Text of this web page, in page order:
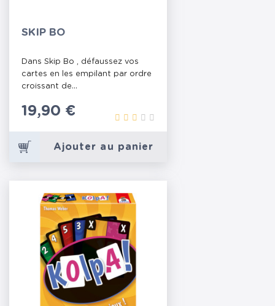
SKIP BO
Dans Skip Bo , défaussez vos
cartes en les empilant par ordre
croissant de...
Prix
19,90 €
Ajouter au panier